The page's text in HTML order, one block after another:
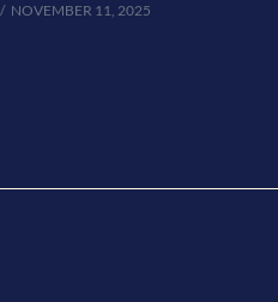
NOVEMBER 11, 2025